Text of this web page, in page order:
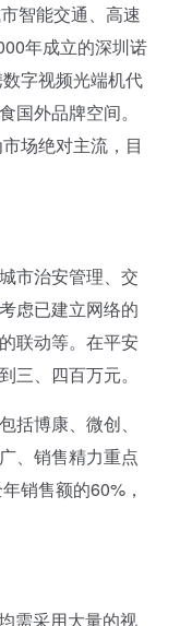
智能交通、高速
年成立的深圳诺
字视频光端机代
外品牌空间。
场绝对主流，目
市治安管理、交
虑已建立网络的
联动等。在平安
、四百万元。
博康、微创、
、销售精力重点
销售额的60%，
需采用大量的视